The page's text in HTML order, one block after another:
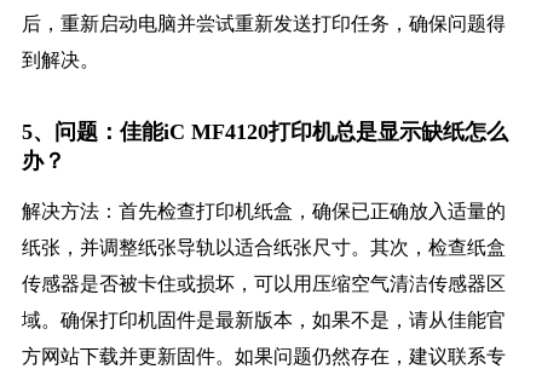
后，重新启动电脑并尝试重新发送打印任务，确保问题得
到解决。
5、问题：佳能iC MF4120打印机总是显示缺纸怎么
办？
解决方法：首先检查打印机纸盒，确保已正确放入适量的
纸张，并调整纸张导轨以适合纸张尺寸。其次，检查纸盒
传感器是否被卡住或损坏，可以用压缩空气清洁传感器区
域。确保打印机固件是最新版本，如果不是，请从佳能官
方网站下载并更新固件。如果问题仍然存在，建议联系专